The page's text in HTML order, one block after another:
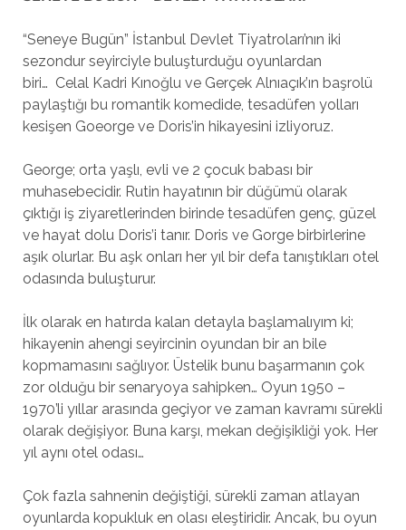
“Seneye Bugün” İstanbul Devlet Tiyatroları’nın iki
sezondur seyirciyle buluşturduğu oyunlardan
biri… Celal Kadri Kınoğlu ve Gerçek Alnıaçık’ın başrolü
paylaştığı bu romantik komedide, tesadüfen yolları
kesişen Goeorge ve Doris’in hikayesini izliyoruz.
George; orta yaşlı, evli ve 2 çocuk babası bir
muhasebecidir. Rutin hayatının bir düğümü olarak
çıktığı iş ziyaretlerinden birinde tesadüfen genç, güzel
ve hayat dolu Doris’i tanır. Doris ve Gorge birbirlerine
aşık olurlar. Bu aşk onları her yıl bir defa tanıştıkları otel
odasında buluşturur.
İlk olarak en hatırda kalan detayla başlamalıyım ki;
hikayenin ahengi seyircinin oyundan bir an bile
kopmamasını sağlıyor. Üstelik bunu başarmanın çok
zor olduğu bir senaryoya sahipken… Oyun 1950 –
1970’li yıllar arasında geçiyor ve zaman kavramı sürekli
olarak değişiyor. Buna karşı, mekan değişikliği yok. Her
yıl aynı otel odası…
Çok fazla sahnenin değiştiği, sürekli zaman atlayan
oyunlarda kopukluk en olası eleştiridir. Ancak, bu oyun